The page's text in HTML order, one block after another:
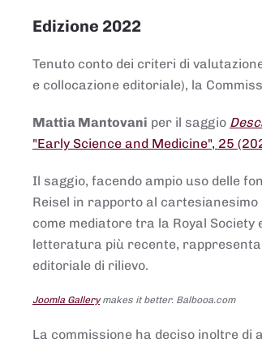
Edizione 2022
Tenuto conto dei criteri di
e collocazione editoriale), la
Mattia Mantovani per il saggio
"Early Science and Medicine", 25
Il saggio, facendo ampio uso delle
Reisel in rapporto al
come mediatore tra la Royal
letteratura più recente,
editoriale di rilievo.
Joomla Gallerymakes it better. Balbooa.com
La commissione ha deciso inoltre